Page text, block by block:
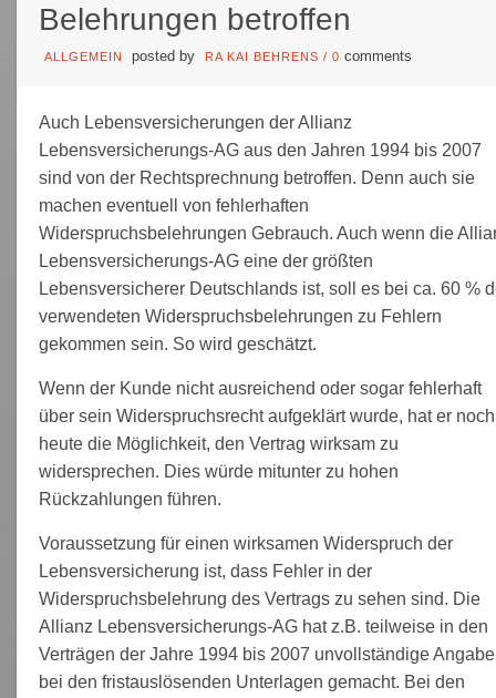
Belehrungen betroffen
ALLGEMEIN posted by RA KAI BEHRENS / 0 comments
Auch Lebensversicherungen der Allianz
Lebensversicherungs-AG aus den Jahren 1994 bis 2007
sind von der Rechtsprechnung betroffen. Denn auch sie
machen eventuell von fehlerhaften
Widerspruchsbelehrungen Gebrauch. Auch wenn die
Lebensversicherungs-AG eine der größten
Lebensversicherer Deutschlands ist, soll es bei ca. 60 %
verwendeten Widerspruchsbelehrungen zu Fehlern
gekommen sein. So wird geschätzt.
Wenn der Kunde nicht ausreichend oder sogar fehlerhaft
über sein Widerspruchsrecht aufgeklärt wurde, hat er noch
heute die Möglichkeit, den Vertrag wirksam zu
widersprechen. Dies würde mitunter zu hohen
Rückzahlungen führen.
Voraussetzung für einen wirksamen Widerspruch der
Lebensversicherung ist, dass Fehler in der
Widerspruchsbelehrung des Vertrags zu sehen sind. Die
Allianz Lebensversicherungs-AG hat z.B. teilweise in den
Verträgen der Jahre 1994 bis 2007 unvollständige
bei den fristauslösenden Unterlagen gemacht. Bei den